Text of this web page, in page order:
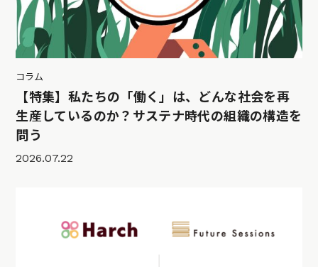
コラム
【特集】私たちの「働く」は、どんな社会を再
生産しているのか？サステナ時代の組織の構造を
問う
2026.07.22